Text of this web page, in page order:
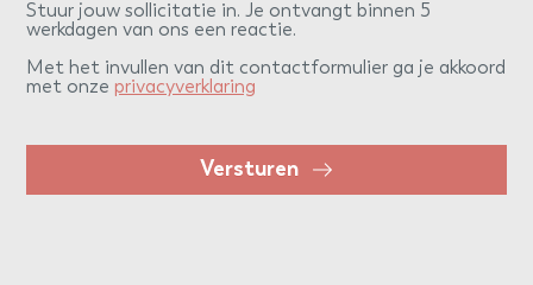
Stuur jouw sollicitatie in. Je ontvangt binnen 5
werkdagen van ons een reactie.
Met het invullen van dit contactformulier ga je akkoord
met onze privacyverklaring
Versturen